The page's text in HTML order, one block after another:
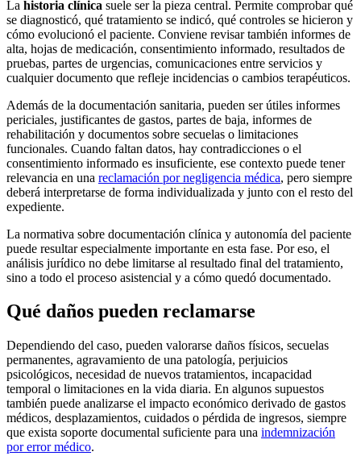
La historia clínica suele ser la pieza central. Permite comprobar qué
se diagnosticó, qué tratamiento se indicó, qué controles se hicieron y
cómo evolucionó el paciente. Conviene revisar también informes de
alta, hojas de medicación, consentimiento informado, resultados de
pruebas, partes de urgencias, comunicaciones entre servicios y
cualquier documento que refleje incidencias o cambios terapéuticos.
Además de la documentación sanitaria, pueden ser útiles informes
periciales, justificantes de gastos, partes de baja, informes de
rehabilitación y documentos sobre secuelas o limitaciones
funcionales. Cuando faltan datos, hay contradicciones o el
consentimiento informado es insuficiente, ese contexto puede tener
relevancia en una reclamación por negligencia médica, pero siempre
deberá interpretarse de forma individualizada y junto con el resto del
expediente.
La normativa sobre documentación clínica y autonomía del paciente
puede resultar especialmente importante en esta fase. Por eso, el
análisis jurídico no debe limitarse al resultado final del tratamiento,
sino a todo el proceso asistencial y a cómo quedó documentado.
Qué daños pueden reclamarse
Dependiendo del caso, pueden valorarse daños físicos, secuelas
permanentes, agravamiento de una patología, perjuicios
psicológicos, necesidad de nuevos tratamientos, incapacidad
temporal o limitaciones en la vida diaria. En algunos supuestos
también puede analizarse el impacto económico derivado de gastos
médicos, desplazamientos, cuidados o pérdida de ingresos, siempre
que exista soporte documental suficiente para una indemnización
por error médico.